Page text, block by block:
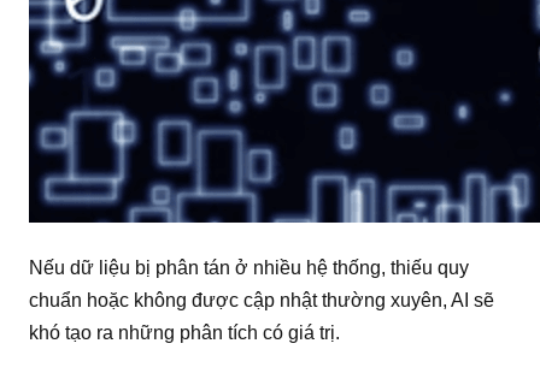
Nếu dữ liệu bị phân tán ở nhiều hệ thống, thiếu quy
chuẩn hoặc không được cập nhật thường xuyên, AI sẽ
khó tạo ra những phân tích có giá trị.